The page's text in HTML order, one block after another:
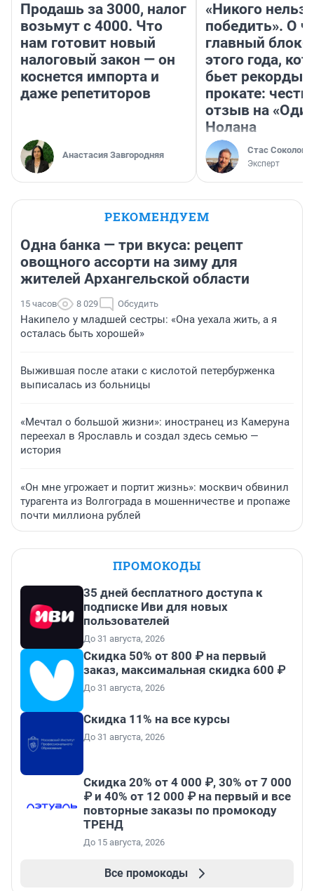
Продашь за 3000, налог
возьмут с 4000. Что
нам готовит новый
налоговый закон — он
коснется импорта и
даже репетиторов
Анастасия Завгородняя
«Никого нельзя
победить». О
главный
этого года,
бьет рекорды в
прокате:
отзыв на
Нолана
Стас Соколов
Эксперт
РЕКОМЕНДУЕМ
Одна банка — три вкуса: рецепт
овощного ассорти на зиму для
жителей Архангельской области
15 часов 8 029 Обсудить
Накипело у младшей сестры: «Она уехала жить, а я
осталась быть хорошей»
Выжившая после атаки с кислотой петербурженка
выписалась из больницы
«Мечтал о большой жизни»: иностранец из Камеруна
переехал в Ярославль и создал здесь семью —
история
«Он мне угрожает и портит жизнь»: москвич обвинил
турагента из Волгограда в мошенничестве и пропаже
почти миллиона рублей
ПРОМОКОДЫ
35 дней бесплатного доступа к
подписке Иви для новых
пользователей
До 31 августа, 2026
Скидка 50% от 800 ₽ на первый
заказ, максимальная скидка 600 ₽
До 31 августа, 2026
Скидка 11% на все курсы
До 31 августа, 2026
Скидка 20% от 4 000 ₽, 30% от 7 000
₽ и 40% от 12 000 ₽ на первый и все
повторные заказы по промокоду
ТРЕНД
До 15 августа, 2026
Все промокоды